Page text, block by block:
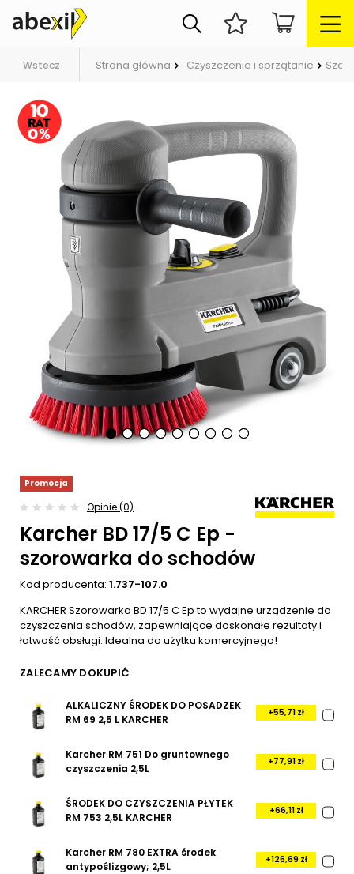
Wstecz Strona główna Czyszczenie i sprzątanie
Promocja
Opinie (0)
Karcher BD 17/5 C Ep -
szorowarka do schodów
Kod producenta: 1.737-107.0
KARCHER Szorowarka BD 17/5 C Ep to wydajne urządzenie do
czyszczenia schodów, zapewniające doskonałe rezultaty i
łatwość obsługi. Idealna do użytku komercyjnego!
ZALECAMY DOKUPIĆ
ALKALICZNY ŚRODEK DO POSADZEK
RM 69 2,5 L KARCHER
+55,71 zł
Karcher RM 751 Do gruntownego
czyszczenia 2,5L
+77,91 zł
ŚRODEK DO CZYSZCZENIA PŁYTEK
RM 753 2,5L KARCHER
+66,11 zł
Karcher RM 780 EXTRA środek
antypoślizgowy; 2,5L
+126,69 zł